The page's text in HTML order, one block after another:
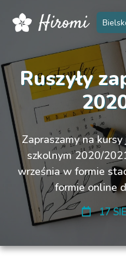
Ruszyły
Zapraszamy na
szkolnym 2020/
września w formie
formie online
17